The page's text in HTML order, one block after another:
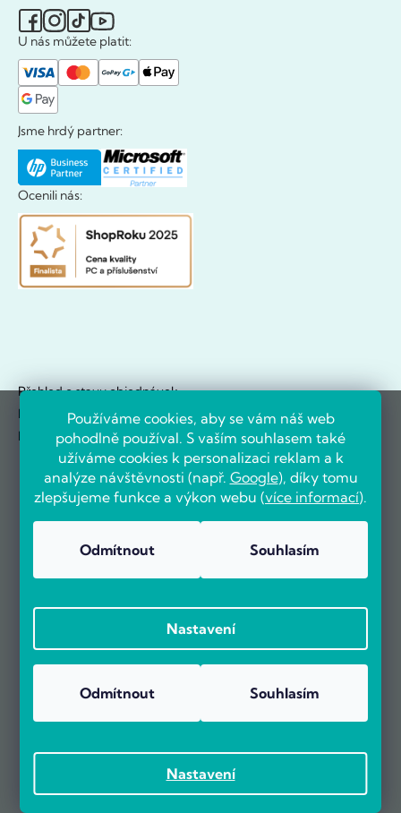
Používáme cookies, aby se vám náš web
pohodlně používal. S vaším souhlasem také
užíváme cookies k personalizaci reklam a k
analýze návštěvnosti (např. Google), díky tomu
zlepšujeme funkce a výkon webu (více informací).
Nastavení
Odmítnout Souhlasím
Nastavení
Odmítnout Souhlasím
U nás můžete platit:
Jsme hrdý partner:
Ocenili nás:
Přehled o stavu objednávek
Doklady hezky na jednom místě
Novinky se dozvíte jako první
Už více než 5000 zákazníků nás doporučuje na základě recenzí
na portálu Heureka.cz.